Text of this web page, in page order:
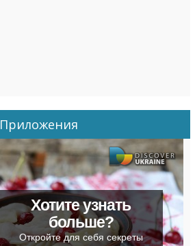
Приложения
Хотите узнать
больше?
Откройте для себя секреты